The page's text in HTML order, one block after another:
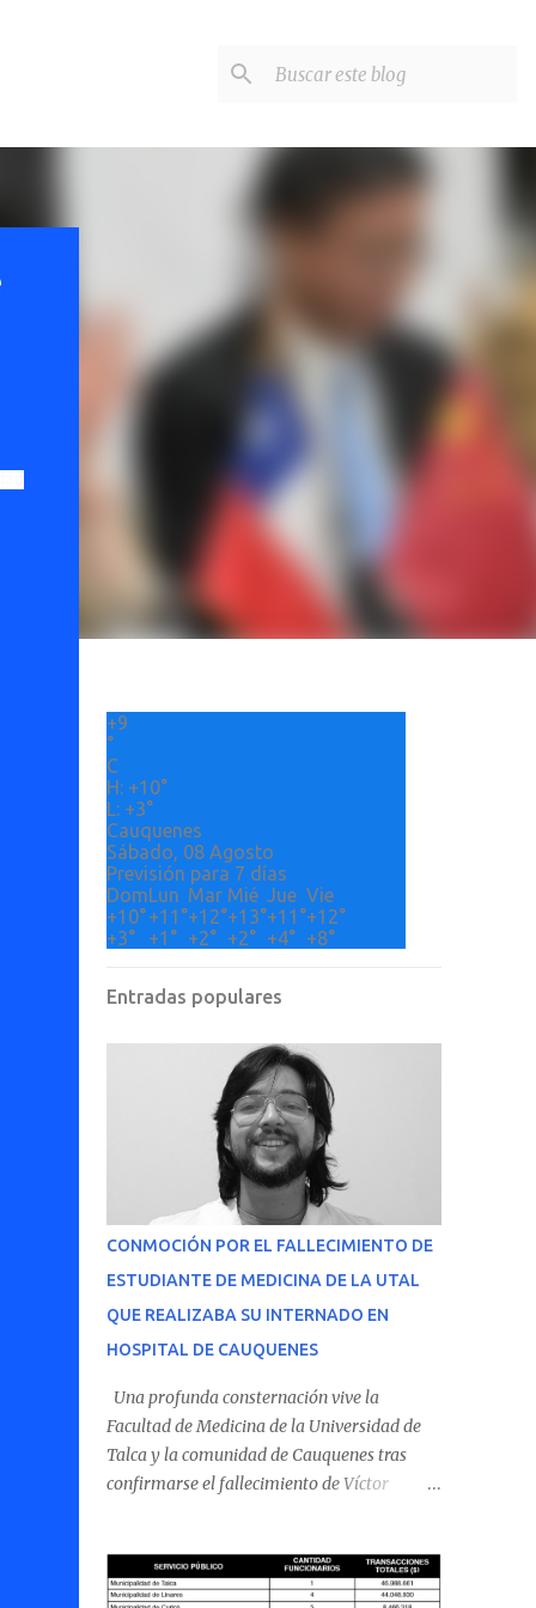
+9
°
C
H: +10°
L: +3°
Cauquenes
Sábado, 08 Agosto
Previsión para 7 días
DomLun Mar Mié Jue Vie
+10°+11°+12°+13°+11°+12°
+3° +1° +2° +2° +4° +8°
Entradas populares
CONMOCIÓN POR EL FALLECIMIENTO DE
ESTUDIANTE DE MEDICINA DE LA UTAL
QUE REALIZABA SU INTERNADO EN
HOSPITAL DE CAUQUENES
Una profunda consternación vive la
Facultad de Medicina de la Universidad de
Talca y la comunidad de Cauquenes tras
confirmarse el fallecimiento de Víctor
Cauquenes. De acuerdo con los antecedentes
conocidos, el joven se presentó a cumplir su